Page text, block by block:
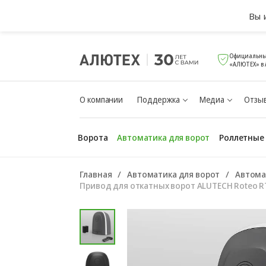
«АЛЮТЕХ» в
О компании Поддержка Медиа
Ворота Автоматика для ворот
Главная Автоматика для ворот
Привод для откатных ворот ALUTECH Roteo
Вы